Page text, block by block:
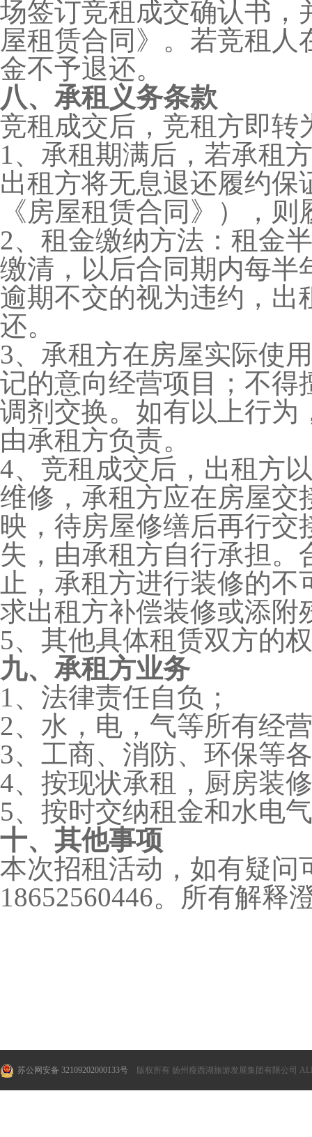
场签订竞租成交确认书，
屋租赁合同》。若竞租
金不予退还。
八、承租义务条款
竞租成交后，竞租方即转
1、承租期满后，若承租
出租方将无息退还履约
《房屋租赁合同》），
2、租金缴纳方法：租金
缴清，以后合同期内每半
逾期不交的视为违约，出
还。
3、承租方在房屋实际使
记的意向经营项目；不得
调剂交换。如有以上行为
由承租方负责。
4、竞租成交后，出租方
维修，承租方应在房屋交
映，待房屋修缮后再行
失，由承租方自行承担
止，承租方进行装修的
求出租方补偿装修或添附
5、其他具体租赁双方的
九、承租方业务
1、法律责任自负；
2、水，电，气等所有经
3、工商、消防、环保等
4、按现状承租，厨房装
5、按时交纳租金和水电
十、其他事项
本次招租活动，如有疑问
18652560446。所有解释
版权所有 扬州瘦西湖旅游发展集团有限公司
苏公网安备 32109202000133号